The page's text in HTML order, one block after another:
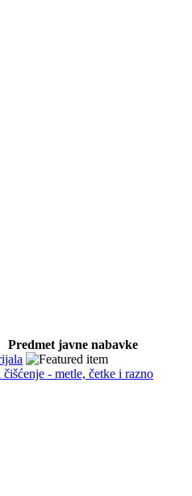
Predmet javne nabavke
- metle, četke i razno